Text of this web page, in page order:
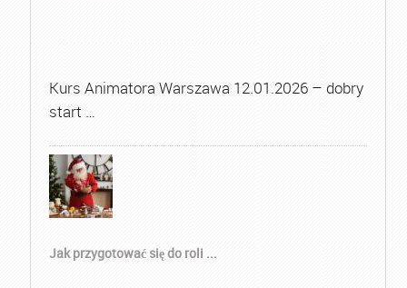
Kurs Animatora Warszawa 12.01.2026 – dobry
start …
Jak przygotować się do roli ...